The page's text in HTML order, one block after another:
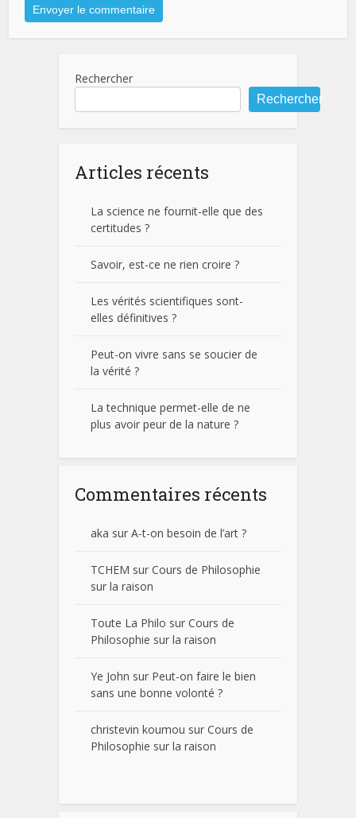
Rechercher
Rechercher
Articles récents
La science ne fournit-elle que des
certitudes ?
Savoir, est-ce ne rien croire ?
Les vérités scientifiques sont-
elles définitives ?
Peut-on vivre sans se soucier de
la vérité ?
La technique permet-elle de ne
plus avoir peur de la nature ?
Commentaires récents
aka sur A-t-on besoin de l’art ?
TCHEM sur Cours de Philosophie
sur la raison
Toute La Philo sur Cours de
Philosophie sur la raison
Ye John sur Peut-on faire le bien
sans une bonne volonté ?
christevin koumou sur Cours de
Philosophie sur la raison